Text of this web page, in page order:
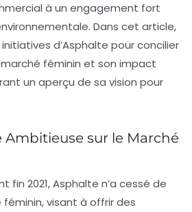
à un engagement fort
. Dans cet article,
d’Asphalte pour concilier
féminin et son impact
un aperçu de sa vision pour
Ambitieuse sur le Marché
fin 2021, Asphalte n’a cessé de
féminin, visant à offrir des